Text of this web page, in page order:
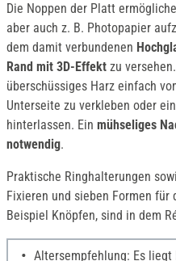
Die Noppen der Platt
aber auch z. B. Photopapier
dem damit verbundenen
Rand mit 3D-Effekt zu
überschüssiges Harz einfach
Unterseite zu verkleben oder
hinterlassen. Ein mühseliges
notwendig.
Praktische Ringhalterungen
Fixieren und sieben Formen für
Beispiel Knöpfen, sind in dem
Altersempfehlung: Es